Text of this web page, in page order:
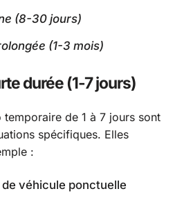
(8-30 jours)
(1-3 mois)
durée (1-7 jours)
temporaire de 1 à 7 jours sont
spécifiques. Elles
:
véhicule ponctuelle